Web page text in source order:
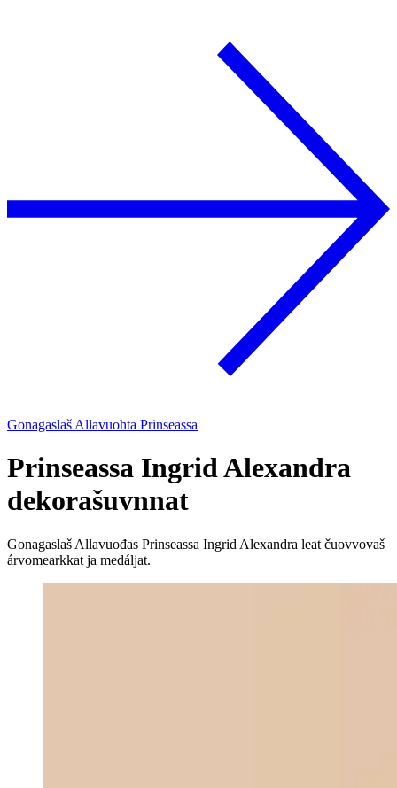
Gonagaslaš Allavuohta Prinseassa
Prinseassa Ingrid Alexandra
dekorašuvnnat
Gonagaslaš Allavuođas Prinseassa Ingrid Alexandra leat čuovvovaš
árvomearkkat ja medáljat.